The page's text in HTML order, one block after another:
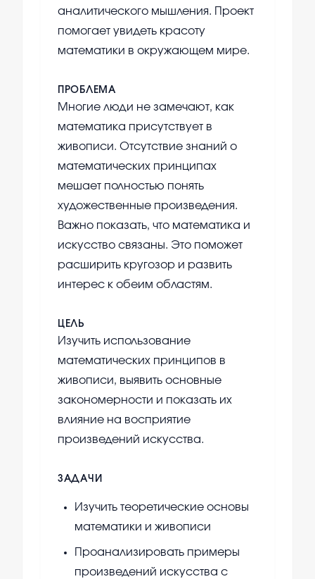
аналитического мышления. Проект
помогает увидеть красоту
математики в окружающем мире.
ПРОБЛЕМА
Многие люди не замечают, как
математика присутствует в
живописи. Отсутствие знаний о
математических принципах
мешает полностью понять
художественные произведения.
Важно показать, что математика и
искусство связаны. Это поможет
расширить кругозор и развить
интерес к обеим областям.
ЦЕЛЬ
Изучить использование
математических принципов в
живописи, выявить основные
закономерности и показать их
влияние на восприятие
произведений искусства.
ЗАДАЧИ
Изучить теоретические основы
математики и живописи
Проанализировать примеры
произведений искусства с